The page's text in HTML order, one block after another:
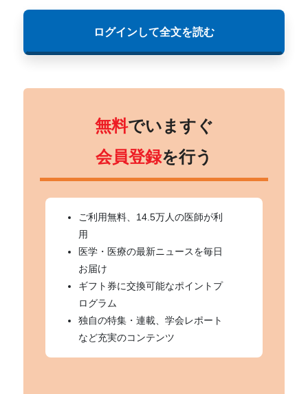
ログインして全文を読む
無料でいますぐ
会員登録を行う
ご利用無料、14.5万人の医師が利
用
医学・医療の最新ニュースを毎日
お届け
ギフト券に交換可能なポイントプ
ログラム
独自の特集・連載、学会レポート
など充実のコンテンツ